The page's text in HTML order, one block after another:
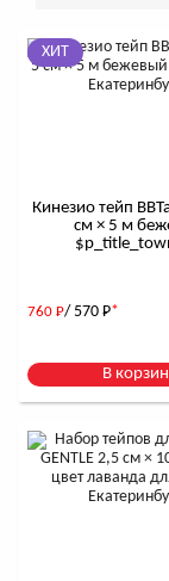
ХИТ
Кинезио тейп
см × 5 м
760 Р/ 570 Р*
В